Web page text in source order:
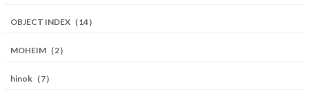
OBJECT INDEX（14）
MOHEIM（2）
hinok（7）